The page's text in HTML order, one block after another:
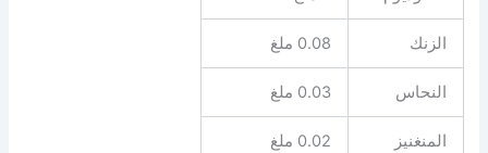
الزنك 0.08 ملغ
النحاس 0.03 ملغ
المنغنيز 0.02 ملغ